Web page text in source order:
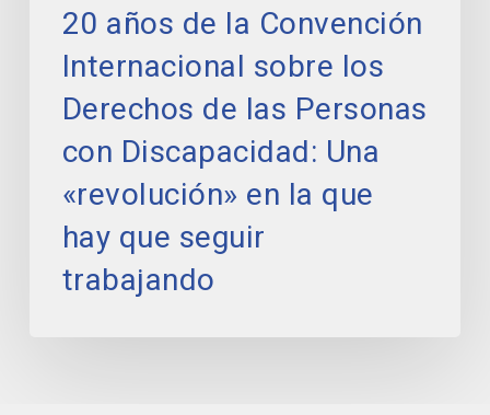
Una
«revolución»
seguir
trabajando
20 años de la Convención
Internacional sobre los
Derechos de las Personas
con Discapacidad: Una
«revolución» en la que
hay que seguir
trabajando